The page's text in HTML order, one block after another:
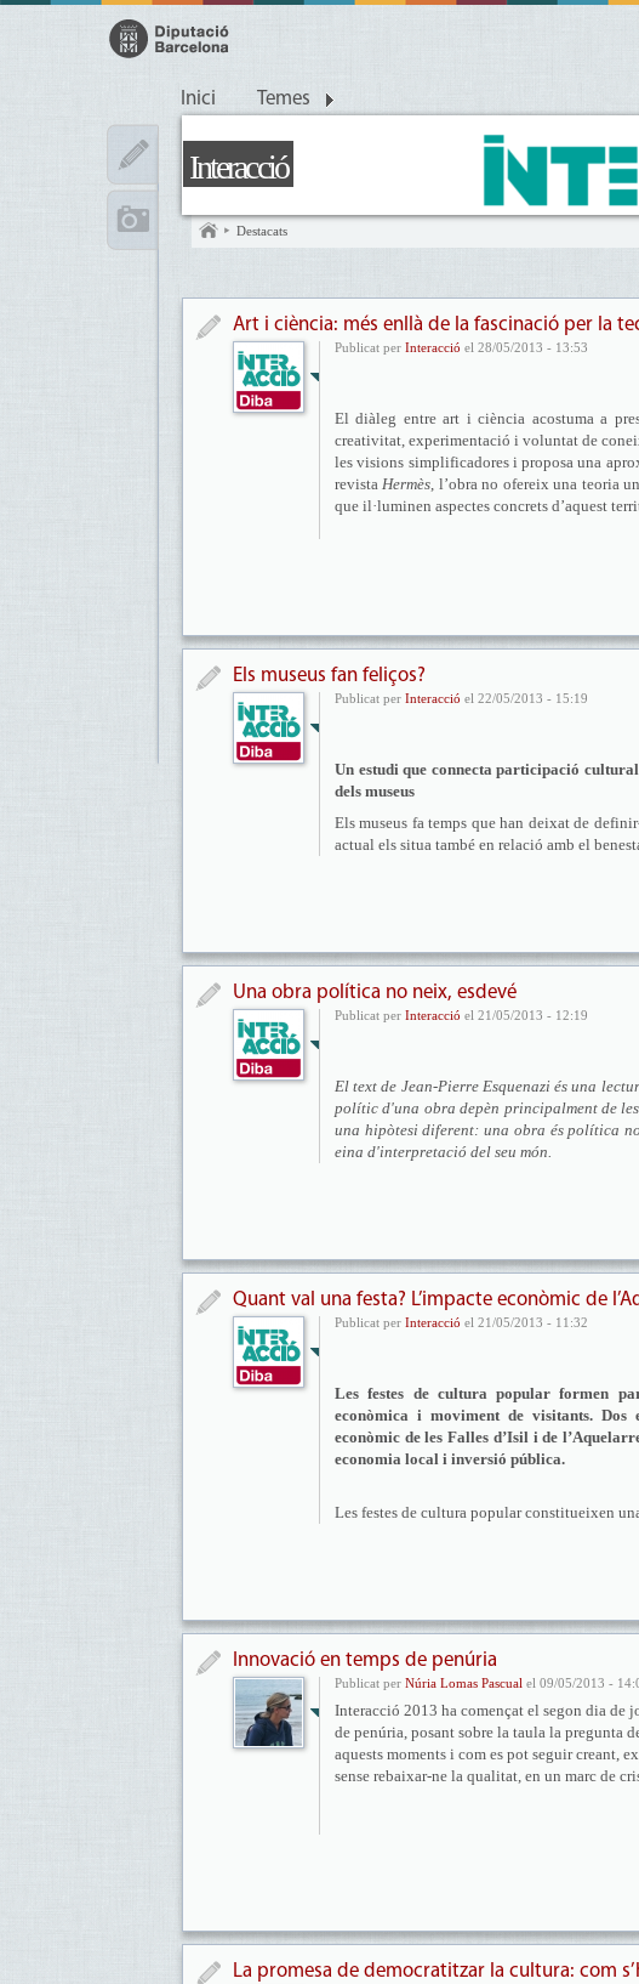
Inici Temes
Interacció
Destacats
Art i ciència: més enllà de la fascinació per la
Publicat per Interacció el 28/05/2013 - 13:53
El diàleg entre art i ciència acostuma a
creativitat, experimentació i voluntat de
les visions simplificadores i proposa una
revistaHermès, l’obra no ofereix una teoria
que il·luminen aspectes concrets d’aquest
Els museus fan feliços?
Publicat per Interacció el 22/05/2013 - 15:19
Un estudi que connecta participació
dels museus
Els museus fa temps que han deixat de
actual els situa també en relació amb el
Una obra política no neix, esdevé
Publicat per Interacció el 21/05/2013 - 12:19
El text de Jean-Pierre Esquenazi és una
polític d'una obra depèn principalment de
una hipòtesi diferent: una obra és política
eina d'interpretació del seu món.
Quant val una festa? L’impacte econòmic de
Publicat per Interacció el 21/05/2013 - 11:32
Les festes de cultura popular formen
econòmica i moviment de visitants. Dos
econòmic de les Falles d’Isil i de
economia local i inversió pública.
Les festes de cultura popular constitueixen
Innovació en temps de penúria
Publicat per Núria Lomas Pascual el 09/05/2013 -
Interacció 2013 ha començat el segon dia de
de penúria, posant sobre la taula la pregunta
aquests moments i com es pot seguir creant,
sense rebaixar-ne la qualitat, en un marc de
La promesa de democratitzar la cultura: com